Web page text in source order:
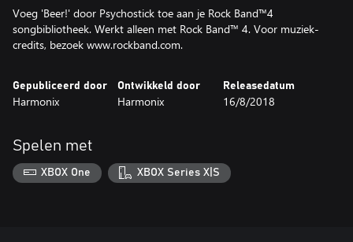
Voeg 'Beer!' door Psychostick toe aan je Rock Band™4
songbibliotheek. Werkt alleen met Rock Band™ 4. Voor muziek-
credits, bezoek www.rockband.com.
Gepubliceerd door
Harmonix
Ontwikkeld door
Harmonix
Releasedatum
16/8/2018
Spelen met
XBOX One XBOX Series X|S